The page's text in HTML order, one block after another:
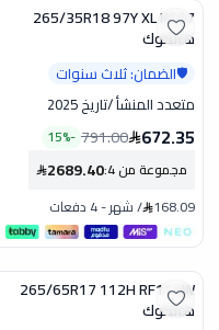
265/35R18 97Y XL K127
هانكوك
🛡️الضمان: ثلاث سنوات
متعدد المنشأ/تاريخ 2025
672.35
791.00
-
15%
مجموعة من 4 :
2689.40
168.09
/شهر-4 دفعات
تخفيض265/65R17 112H RF11 LW
هانكوك